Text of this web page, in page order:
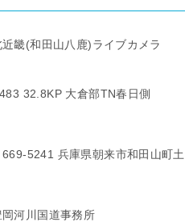
近畿(和田山八鹿)ライブカメラ
32.8KP 大倉部TN春日側
669-5241 兵庫県朝来市和田山町
岡河川国道事務所